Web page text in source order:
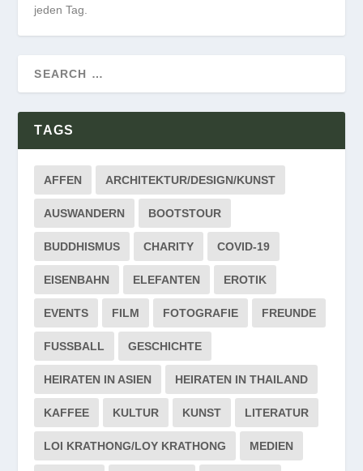
jeden Tag.
TAGS
AFFEN ARCHITEKTUR/DESIGN/KUNST
AUSWANDERN BOOTSTOUR
BUDDHISMUS CHARITY COVID-19
EISENBAHN ELEFANTEN EROTIK
EVENTS FILM FOTOGRAFIE FREUNDE
FUSSBALL GESCHICHTE
HEIRATEN IN ASIEN HEIRATEN IN THAILAND
KAFFEE KULTUR KUNST LITERATUR
LOI KRATHONG/LOY KRATHONG MEDIEN